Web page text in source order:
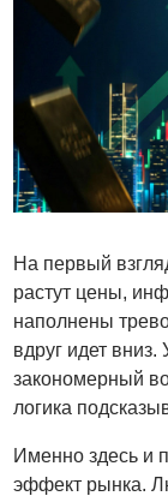
На первый
растут цены,
наполнены
вдруг идет
закономерный
логика
Именно здесь и
эффект рынка.